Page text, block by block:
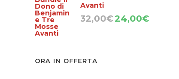
18,00€
Avanti
32,00€Il
24,00€Il
ORA IN OFFERTA